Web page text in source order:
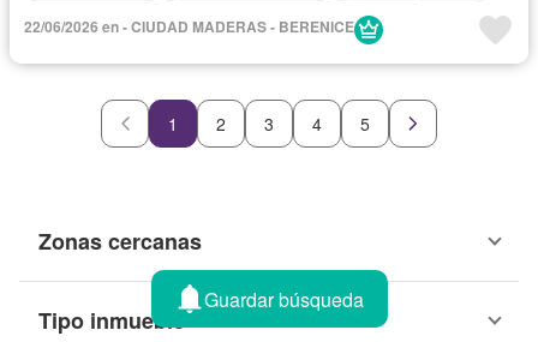
Cuarto de servicio
Gimnasio
Despacho
Recámara con closet
Sala polivalente
Seguridad
Zonas verdes Sin amueblar
22/06/2026 en - CIUDAD MADERAS - BERENICE
1 2 3 4 5
Zonas cercanas
Tipo inmueble
Guardar búsqueda